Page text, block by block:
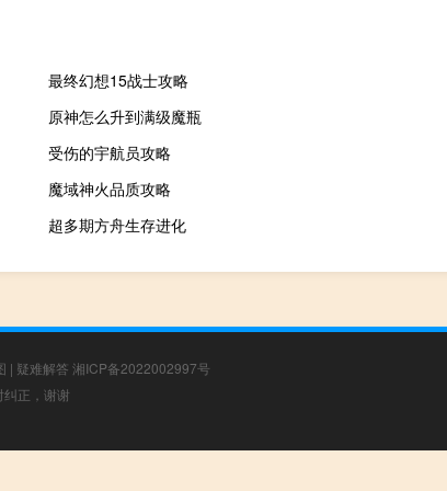
最终幻想15战士攻略
原神怎么升到满级魔瓶
受伤的宇航员攻略
魔域神火品质攻略
超多期方舟生存进化
| 疑难解答 湘ICP备2022002997号
正，谢谢